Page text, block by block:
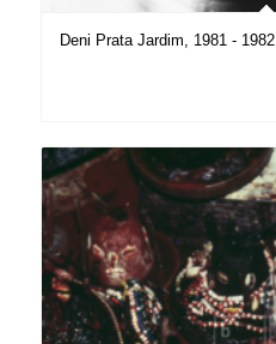
Deni Prata Jardim, 1981 - 1982